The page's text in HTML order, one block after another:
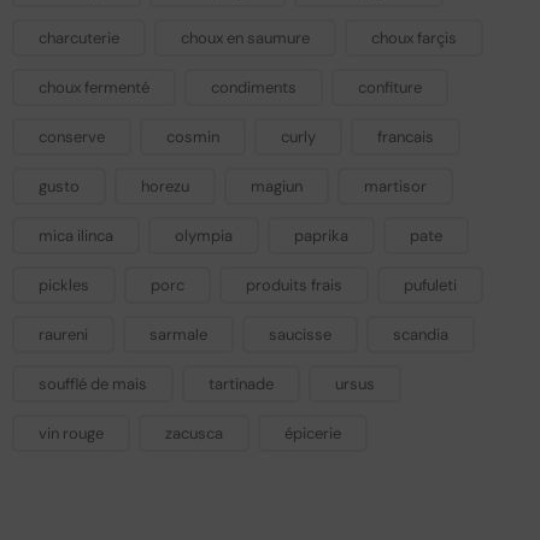
charcuterie choux en saumure choux farçis
choux fermenté condiments confiture
conserve cosmin curly francais
gusto horezu magiun martisor
mica ilinca olympia paprika pate
pickles porc produits frais pufuleti
raureni sarmale saucisse scandia
soufflé de mais tartinade ursus
vin rouge zacusca épicerie